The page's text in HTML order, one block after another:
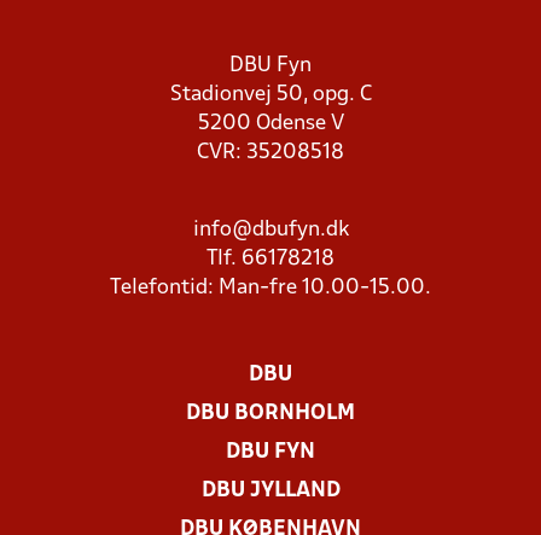
DBU Fyn
Stadionvej 50, opg. C
5200 Odense V
CVR: 35208518
info@dbufyn.dk
Tlf. 66178218
Telefontid: Man-fre 10.00-15.00.
DBU
DBU BORNHOLM
DBU FYN
DBU JYLLAND
DBU KØBENHAVN